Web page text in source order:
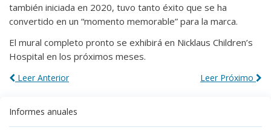
también iniciada en 2020, tuvo tanto éxito que se ha
convertido en un “momento memorable” para la marca.
El mural completo pronto se exhibirá en Nicklaus Children’s
Hospital en los próximos meses.
Leer Próximo
Leer Anterior
Informes anuales